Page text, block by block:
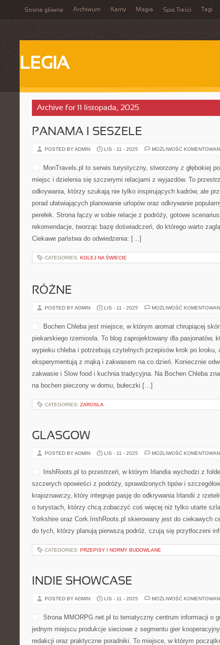
Strona główna Archiwum Karny Magia Spis Treści Tagi
LEGIA
Archive for 11 listopada, 2025
PANAMA I SESZELE
POSTED BY ADMIN LIS - 11 - 2025 MOŻLIWOŚĆ
MonTravels.pl to serwis turystyczny, stworzony z głębokiej
miejsc i dzielenia się szczerymi relacjami z wyjazdów. To
odkrywania, którzy szukają nie tylko inspirujących kadrów, ale
porad ułatwiających planowanie urlopów oraz odkrywanie
perełek. Strona łączy w sobie relacje z podróży, gotowe
rekomendacje, tworząc bazę doświadczeń, do którego warto
Ciekawe państwa do odwiedzenia: […]
CATEGORIES: KOLEJ NA ŚWIECIE
RÓŻNE
POSTED BY ADMIN LIS - 11 - 2025 MOŻLIWOŚĆ
Bochen Chleba jest miejsce, w którym aromat chrupiącej
piekarskiego rzemiosła. To blog zaprojektowany dla pasjonatów,
wypieku chleba i potrzebują czytelnych przepisów krok po
eksperymentują z mąką i zakwasem na co dzień. Koniecznie
zakwasie i Slow food i kuchnia tradycyjna. Na Bochen Chleba
na bochen pieczony w domu, bułeczki […]
CATEGORIES: ZAROSLA
GLASGOW
POSTED BY ADMIN LIS - 11 - 2025 MOŻLIWOŚĆ
IrishRoots.pl to przestrzeń, w którym Irlandia wychodzi z
szczerych opowieści z podróży, sprawdzonych tipów i
krajoznawczy, który integruje pasję do odkrywania Irlandii z
o turystach, którzy chcą zobaczyć coś więcej niż tylko utarte
Yorkshire oraz Cork.IrishRoots.pl skierowany jest do ciekawych
do tych, którzy planują pierwszą podróż, czują się przytłoczeni
CATEGORIES: PRZEPISY I NORMY BUDOWLANE
INDIE SHOWCASE
POSTED BY ADMIN LIS - 11 - 2025 MOŻLIWOŚĆ
Strona MMORPG.net.pl to tematyczny centrum informacji o
jednym miejscu produkcje sieciowe z segmentu gier
redakcji oraz praktyczne poradniki. To miejsce, w którym